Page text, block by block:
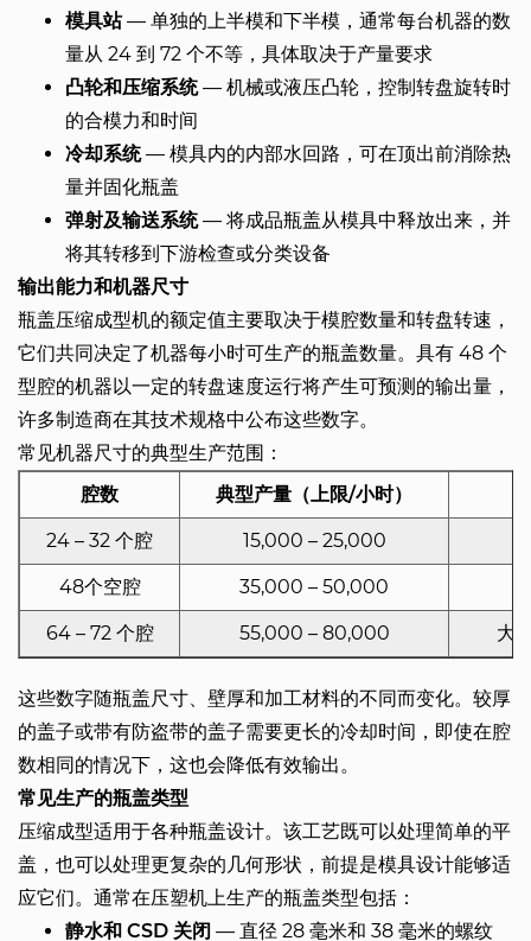
模具站— 单独的上半模和下半模，通常每台机器的数
量从 24 到 72 个不等，具体取决于产量要求
凸轮和压缩系统— 机械或液压凸轮，控制转盘旋转时
的合模力和时间
冷却系统— 模具内的内部水回路，可在顶出前消除热
量并固化瓶盖
弹射及输送系统— 将成品瓶盖从模具中释放出来，并
将其转移到下游检查或分类设备
输出能力和机器尺寸
瓶盖压缩成型机的额定值主要取决于模腔数量和转盘转速，
它们共同决定了机器每小时可生产的瓶盖数量。具有 48 个
型腔的机器以一定的转盘速度运行将产生可预测的输出量，
许多制造商在其技术规格中公布这些数字。
常见机器尺寸的典型生产范围：
腔数
典型产量（上限/小时）
24 – 32 个腔 15,000 – 25,000
48个空腔 35,000 – 50,000
64 – 72 个腔 55,000 – 80,000 大
这些数字随瓶盖尺寸、壁厚和加工材料的不同而变化。较厚
的盖子或带有防盗带的盖子需要更长的冷却时间，即使在腔
数相同的情况下，这也会降低有效输出。
常见生产的瓶盖类型
压缩成型适用于各种瓶盖设计。该工艺既可以处理简单的平
盖，也可以处理更复杂的几何形状，前提是模具设计能够适
应它们。通常在压塑机上生产的瓶盖类型包括：
静水和 CSD 关闭 — 直径 28 毫米和 38 毫米的螺纹